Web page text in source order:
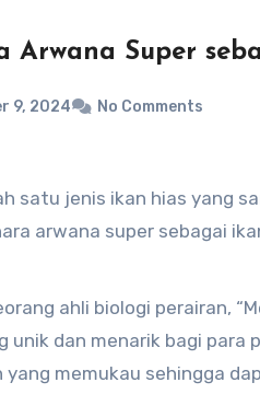
Arwana Super
9, 2024 No Comments
satu jenis ikan hias yang
arwana super sebagai
ahli biologi perairan,
unik dan menarik bagi para
yang memukau sehingga